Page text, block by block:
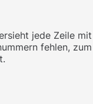
jede Zeile
fehlen,